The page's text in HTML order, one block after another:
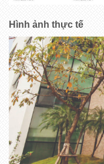
Hình ảnh thực tế